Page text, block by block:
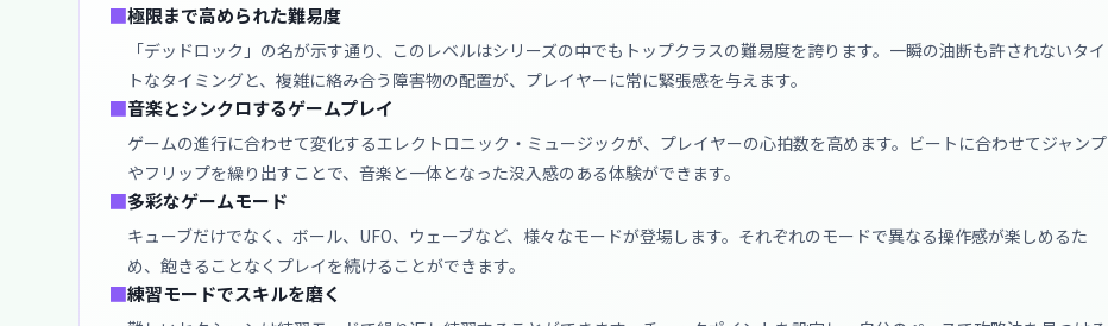
■極限まで高められた難易度
「デッドロック」の名が示す通り、このレベルはシリーズの中でもトップクラスの難易度を誇ります。一瞬の油断も許されないタイ
トなタイミングと、複雑に絡み合う障害物の配置が、プレイヤーに常に緊張感を与えます。
■音楽とシンクロするゲームプレイ
ゲームの進行に合わせて変化するエレクトロニック・ミュージックが、プレイヤーの心拍数を高めます。ビートに合わせてジャンプ
やフリップを繰り出すことで、音楽と一体となった没入感のある体験ができます。
■多彩なゲームモード
キューブだけでなく、ボール、UFO、ウェーブなど、様々なモードが登場します。それぞれのモードで異なる操作感が楽しめるた
め、飽きることなくプレイを続けることができます。
■練習モードでスキルを磨く